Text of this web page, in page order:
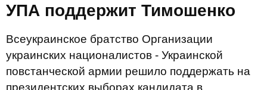
УПА поддержит Тимошенко
Всеукраинское братство Организации
украинских националистов - Украинской
повстанческой армии решило поддержать на
президентских выборах кандидата в